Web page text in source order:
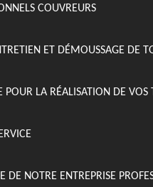
COUVREURS
ET DÉMOUSSAGE DE
POUR LA RÉALISATION DE VOS
DE NOTRE ENTREPRISE